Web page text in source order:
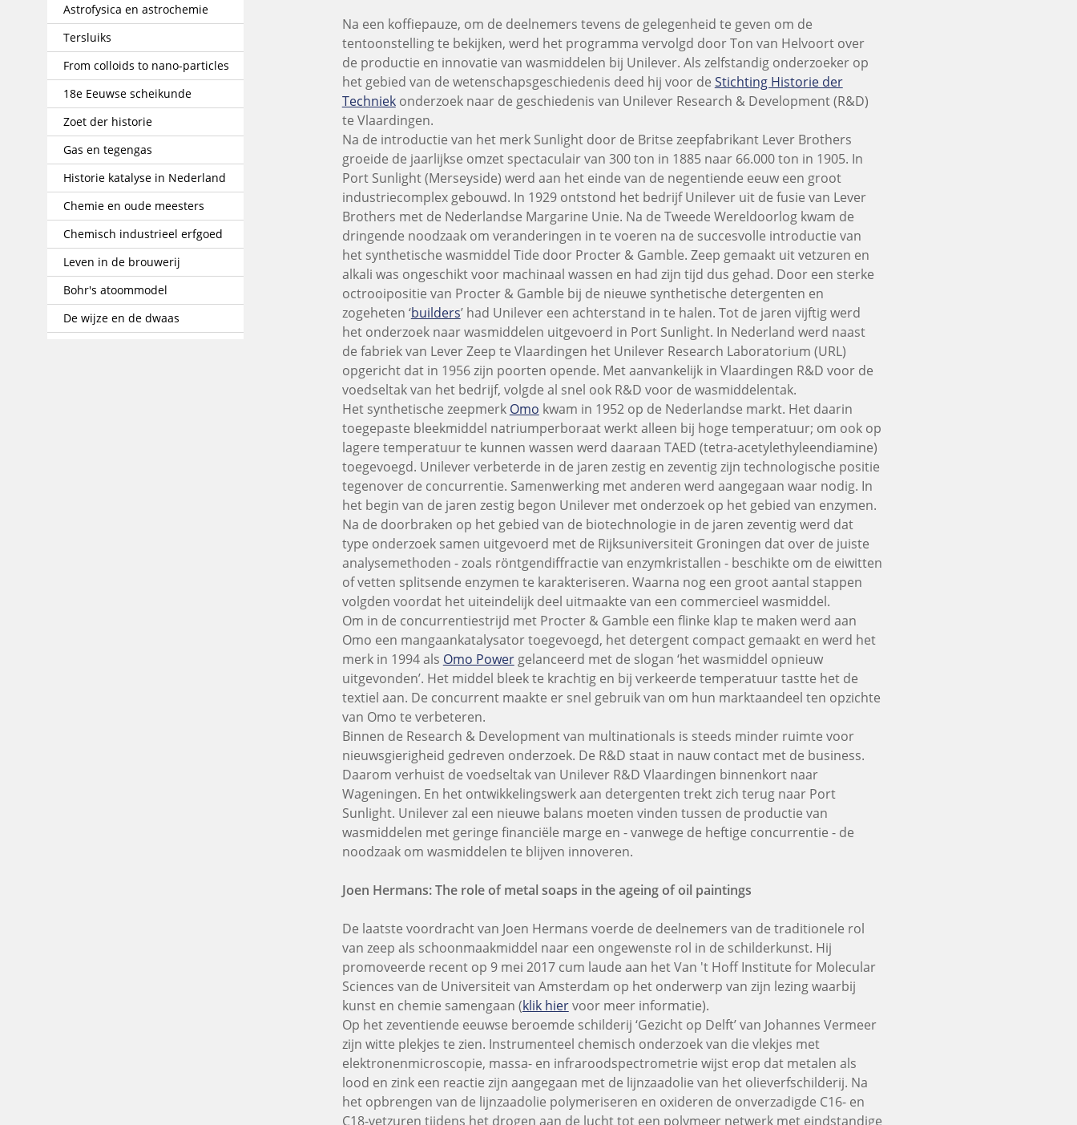
Na een koffiepauze, om de deelnemers tevens de gelegenheid te geven om de
tentoonstelling te bekijken, werd het programma vervolgd door Ton van Helvoort over
de productie en innovatie van wasmiddelen bij Unilever. Als zelfstandig onderzoeker op
het gebied van de wetenschapsgeschiedenis deed hij voor de Stichting Historie der
Techniekonderzoek naar de geschiedenis van Unilever Research & Development (R&D)
te Vlaardingen.
Na de introductie van het merk Sunlight door de Britse zeepfabrikant Lever Brothers
groeide de jaarlijkse omzet spectaculair van 300 ton in 1885 naar 66.000 ton in 1905. In
Port Sunlight (Merseyside) werd aan het einde van de negentiende eeuw een groot
industriecomplex gebouwd. In 1929 ontstond het bedrijf Unilever uit de fusie van Lever
Brothers met de Nederlandse Margarine Unie. Na de Tweede Wereldoorlog kwam de
dringende noodzaak om veranderingen in te voeren na de succesvolle introductie van
het synthetische wasmiddel Tide door Procter & Gamble. Zeep gemaakt uit vetzuren en
alkali was ongeschikt voor machinaal wassen en had zijn tijd dus gehad. Door een sterke
octrooipositie van Procter & Gamble bij de nieuwe synthetische detergenten en
zogeheten ‘builders’ had Unilever een achterstand in te halen. Tot de jaren vijftig werd
het onderzoek naar wasmiddelen uitgevoerd in Port Sunlight. In Nederland werd naast
de fabriek van Lever Zeep te Vlaardingen het Unilever Research Laboratorium (URL)
opgericht dat in 1956 zijn poorten opende. Met aanvankelijk in Vlaardingen R&D voor de
voedseltak van het bedrijf, volgde al snel ook R&D voor de wasmiddelentak.
Het synthetische zeepmerk Omo kwam in 1952 op de Nederlandse markt. Het daarin
toegepaste bleekmiddel natriumperboraat werkt alleen bij hoge temperatuur; om ook op
lagere temperatuur te kunnen wassen werd daaraan TAED (tetra-acetylethyleendiamine)
toegevoegd. Unilever verbeterde in de jaren zestig en zeventig zijn technologische positie
tegenover de concurrentie. Samenwerking met anderen werd aangegaan waar nodig. In
het begin van de jaren zestig begon Unilever met onderzoek op het gebied van enzymen.
Na de doorbraken op het gebied van de biotechnologie in de jaren zeventig werd dat
type onderzoek samen uitgevoerd met de Rijksuniversiteit Groningen dat over de juiste
analysemethoden - zoals röntgendiffractie van enzymkristallen - beschikte om de eiwitten
of vetten splitsende enzymen te karakteriseren. Waarna nog een groot aantal stappen
volgden voordat het uiteindelijk deel uitmaakte van een commercieel wasmiddel.
Om in de concurrentiestrijd met Procter & Gamble een flinke klap te maken werd aan
Omo een mangaankatalysator toegevoegd, het detergent compact gemaakt en werd het
merk in 1994 als Omo Powergelanceerd met de slogan ‘het wasmiddel opnieuw
uitgevonden’. Het middel bleek te krachtig en bij verkeerde temperatuur tastte het de
textiel aan. De concurrent maakte er snel gebruik van om hun marktaandeel ten opzichte
van Omo te verbeteren.
Binnen de Research & Development van multinationals is steeds minder ruimte voor
nieuwsgierigheid gedreven onderzoek. De R&D staat in nauw contact met de business.
Daarom verhuist de voedseltak van Unilever R&D Vlaardingen binnenkort naar
Wageningen. En het ontwikkelingswerk aan detergenten trekt zich terug naar Port
Sunlight. Unilever zal een nieuwe balans moeten vinden tussen de productie van
wasmiddelen met geringe financiële marge en - vanwege de heftige concurrentie - de
noodzaak om wasmiddelen te blijven innoveren.
Joen Hermans: The role of metal soaps in the ageing of oil paintings
De laatste voordracht van Joen Hermans voerde de deelnemers van de traditionele rol
van zeep als schoonmaakmiddel naar een ongewenste rol in de schilderkunst. Hij
promoveerde recent op 9 mei 2017 cum laude aan het Van 't Hoff Institute for Molecular
Sciences van de Universiteit van Amsterdam op het onderwerp van zijn lezing waarbij
kunst en chemie samengaan (klik hiervoor meer informatie).
Op het zeventiende eeuwse beroemde schilderij ‘Gezicht op Delft’ van Johannes Vermeer
zijn witte plekjes te zien. Instrumenteel chemisch onderzoek van die vlekjes met
elektronenmicroscopie, massa- en infraroodspectrometrie wijst erop dat metalen als
lood en zink een reactie zijn aangegaan met de lijnzaadolie van het olieverfschilderij. Na
het opbrengen van de lijnzaadolie polymeriseren en oxideren de onverzadigde C16- en
C18-vetzuren tijdens het drogen aan de lucht tot een polymeer netwerk met eindstandige
Astrofysica en astrochemie
Tersluiks
From colloids to nano-particles
18e Eeuwse scheikunde
Zoet der historie
Gas en tegengas
Historie katalyse in Nederland
Chemie en oude meesters
Chemisch industrieel erfgoed
Leven in de brouwerij
Bohr's atoommodel
De wijze en de dwaas